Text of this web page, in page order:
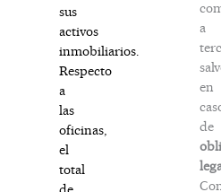
sus
activos
inmobiliarios.
Respecto
a
las
oficinas,
el
total
a
en
de